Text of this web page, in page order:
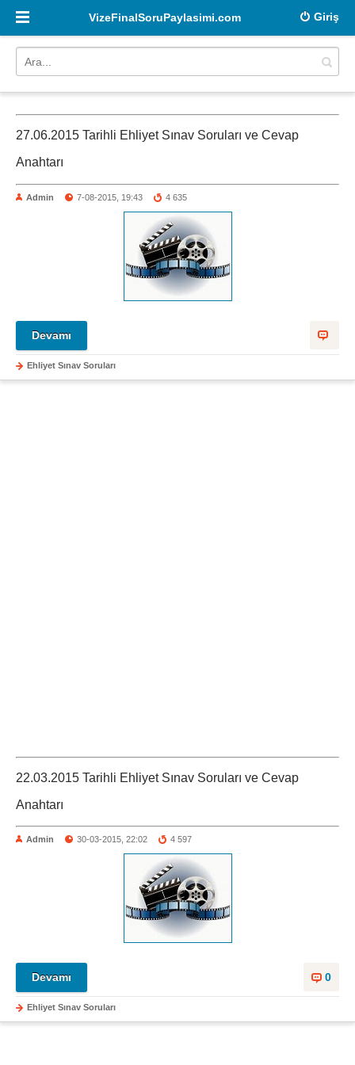
Giriş
VizeFinalSoruPaylasimi.com
27.06.2015 Tarihli Ehliyet Sınav Soruları ve Cevap
Anahtarı
Admin 7-08-2015, 19:43 4 635
Devamı
Ehliyet Sınav Soruları
22.03.2015 Tarihli Ehliyet Sınav Soruları ve Cevap
Anahtarı
Admin 30-03-2015, 22:02 4 597
0
Devamı
Ehliyet Sınav Soruları